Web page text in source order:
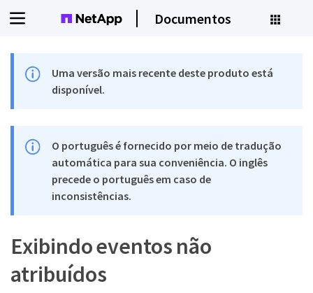
Documentos
Uma versão mais recente deste produto está
disponível.
O português é fornecido por meio de tradução
automática para sua conveniência. O inglês
precede o português em caso de
inconsistências.
Exibindo eventos não
atribuídos